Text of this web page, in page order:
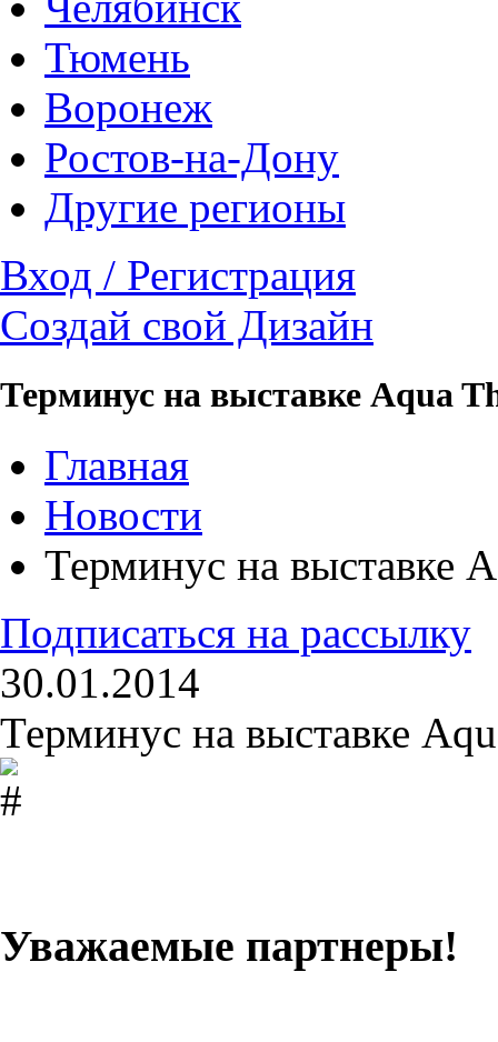
Тюмень
Воронеж
Ростов-на-Дону
Другие регионы
Вход / Регистрация
Создай свой Дизайн
Терминус на выставке Aqua
Главная
Новости
Терминус на выставке
Подписаться на рассылку
30.01.2014
Терминус на выставке
Уважаемые партнеры!